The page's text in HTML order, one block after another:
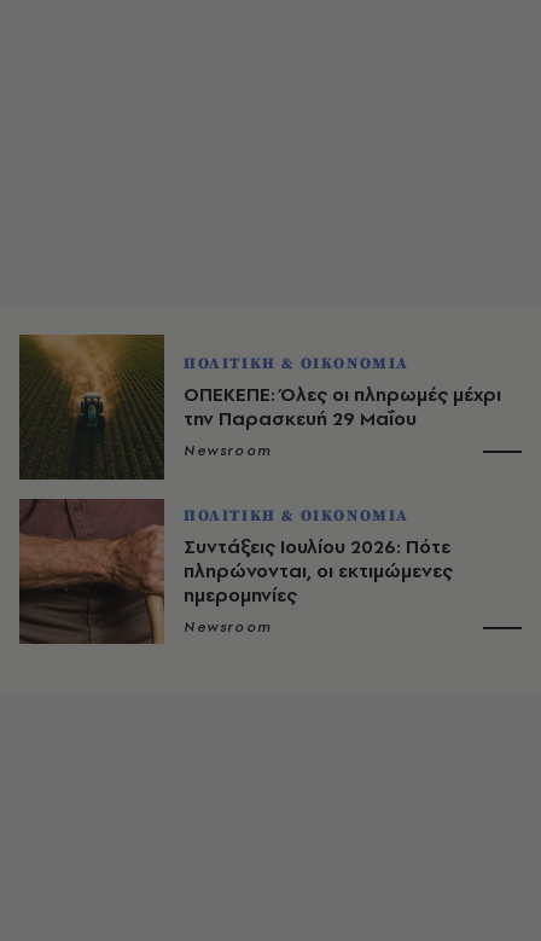
ΠΟΛΙΤΙΚΗ & ΟΙΚΟΝΟΜΙΑ
ΟΠΕΚΕΠΕ: Όλες οι πληρωμές μέχρι
την Παρασκευή 29 Μαΐου
Newsroom
ΠΟΛΙΤΙΚΗ & ΟΙΚΟΝΟΜΙΑ
Συντάξεις Ιουλίου 2026: Πότε
πληρώνονται, οι εκτιμώμενες
ημερομηνίες
Newsroom